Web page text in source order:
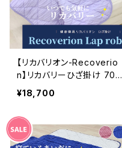
【リカバリオン-Recoverio
n】リカバリーひざ掛け 70×
100cm ちょうどいいサイ
ズ プラウシオン×テンセル
仕様
¥18,700